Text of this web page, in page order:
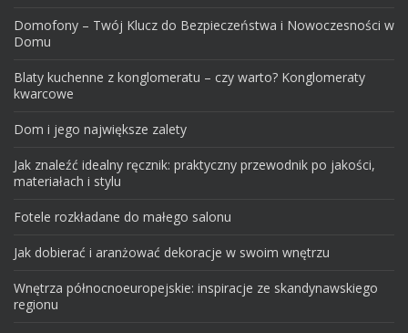
Domofony – Twój Klucz do Bezpieczeństwa i Nowoczesności w
Domu
Blaty kuchenne z konglomeratu – czy warto? Konglomeraty
kwarcowe
Dom i jego największe zalety
Jak znaleźć idealny ręcznik: praktyczny przewodnik po jakości,
materiałach i stylu
Fotele rozkładane do małego salonu
Jak dobierać i aranżować dekoracje w swoim wnętrzu
Wnętrza północnoeuropejskie: inspiracje ze skandynawskiego
regionu